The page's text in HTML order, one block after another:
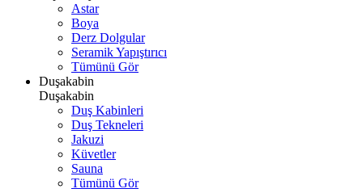
Astar
Boya
Derz Dolgular
Seramik Yapıştırıcı
Tümünü Gör
Duşakabin
Duşakabin
Duş Kabinleri
Duş Tekneleri
Jakuzi
Küvetler
Sauna
Tümünü Gör